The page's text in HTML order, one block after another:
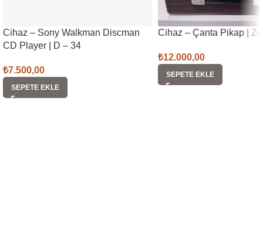
Cihaz – Sony Walkman Discman
CD Player | D – 34
₺7.500,00
SEPETE EKLE
Cihaz – Çanta Pikap |
₺12.000,00
SEPETE EKLE